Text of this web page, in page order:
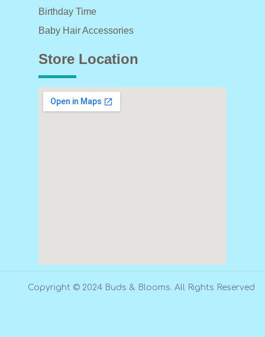
Birthday Time
Baby Hair Accessories
Store Location
Copyright © 2024 Buds & Blooms. All Rights Reserved